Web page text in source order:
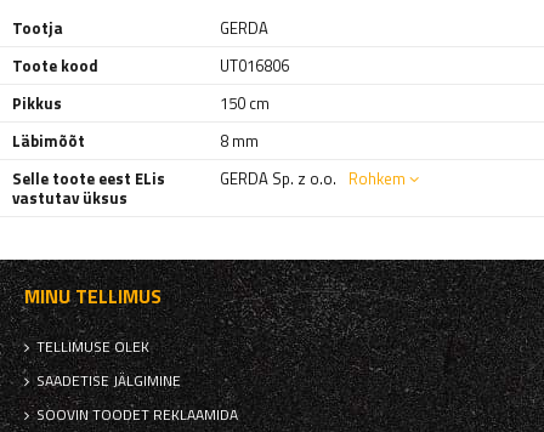
Tootja
GERDA
Toote kood
UT016806
Pikkus
150 cm
Läbimõõt
8 mm
Selle toote eest ELis
vastutav üksus
GERDA Sp. z o.o. Rohkem
MINU TELLIMUS
TELLIMUSE OLEK
SAADETISE JÄLGIMINE
SOOVIN TOODET REKLAAMIDA